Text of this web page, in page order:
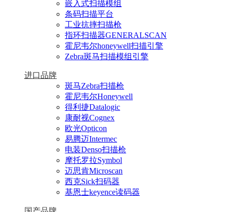
嵌入式扫描模组
条码扫描平台
工业抗摔扫描枪
指环扫描器GENERALSCAN
霍尼韦尔honeywell扫描引擎
Zebra斑马扫描模组引擎
进口品牌
斑马Zebra扫描枪
霍尼韦尔Honeywell
得利捷Datalogic
康耐视Cognex
欧光Opticon
易腾迈Intermec
电装Denso扫描枪
摩托罗拉Symbol
迈思肯Microscan
西克Sick扫码器
基恩士keyence读码器